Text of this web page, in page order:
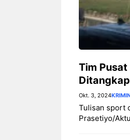
Tim
Okt. 3, 2024
Tulisan sport
Prasetiyo/